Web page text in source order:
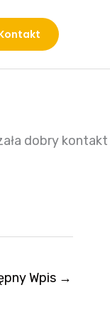
dobry kontakt
Wpis →